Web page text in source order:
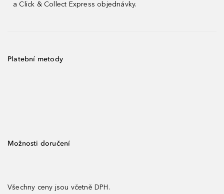
a Click & Collect Express objednávky.
Platební metody
Možnosti doručení
Všechny ceny jsou včetně DPH.